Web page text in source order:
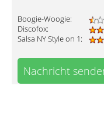
Boogie-Woogie:
Discofox:
Salsa NY Style on 1:
Nachricht